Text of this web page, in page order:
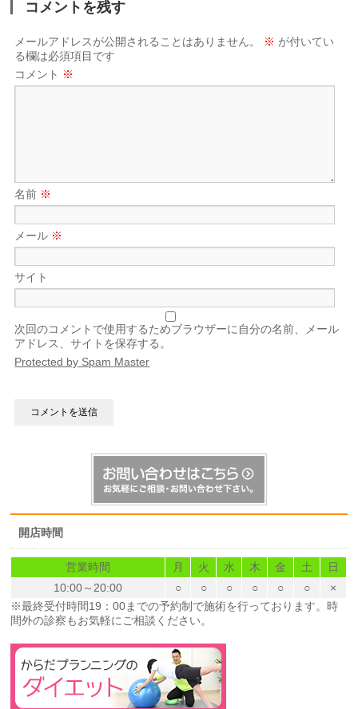
コメントを残す
メールアドレスが公開されることはありません。 ※ が付いてい
る欄は必須項目です
コメント ※
名前 ※
メール ※
サイト
次回のコメントで使用するためブラウザーに自分の名前、メール
アドレス、サイトを保存する。
Protected by Spam Master
開店時間
営業時間 月 火 水 木 金 土
日
10:00～20:00
○ ○ ○ ○ ○ ○
×
※最終受付時間19：00までの予約制で施術を行っております。時
間外の診察もお気軽にご相談ください。